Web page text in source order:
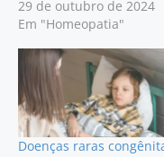
29 de outubro de 2024
Em "Homeopatia"
Doenças raras